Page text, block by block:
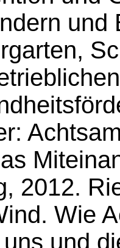
und
2012.
Wie
und